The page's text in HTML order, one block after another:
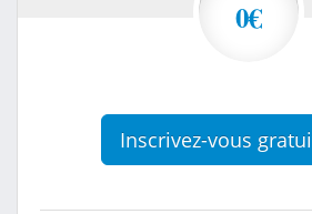
0€
Inscrivez-vous